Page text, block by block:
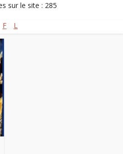
sur le site : 285
F L